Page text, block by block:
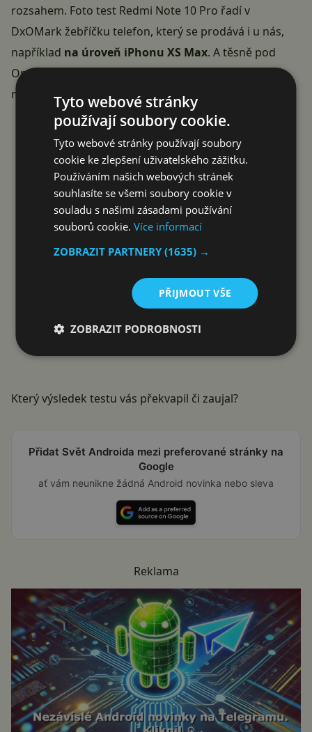
rozsahem. Foto test Redmi Note 10 Pro řadí v
DxOMark žebříčku telefon, který se prodává i u nás,
například na úroveň iPhonu XS Max. A těsně pod
OnePlus Nord. Na kompletní výsledek testování se
můžete mrknout přímona webu DxOMark
Reklama
Který výsledek testu vás překvapil či zaujal?
Přidat Svět Androida mezi preferované stránky na
Google
ať vám neunikne žádná Android novinka nebo sleva
Reklama
Tyto webové stránky
používají soubory cookie.
Tyto webové stránky používají soubory
cookie ke zlepšení uživatelského zážitku.
Používáním našich webových stránek
souhlasíte se všemi soubory cookie v
souladu s našimi zásadami používání
souborů cookie.Více informací
ZOBRAZIT PARTNERY(1635) →
PŘIJMOUT VŠE
ZOBRAZIT PODROBNOSTI